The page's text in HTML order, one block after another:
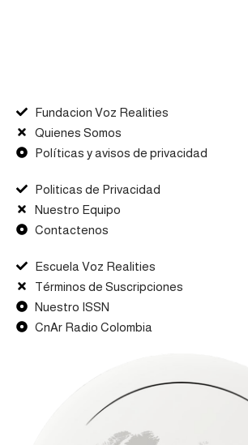
Fundacion Voz Realities
Quienes Somos
Políticas y avisos de privacidad
Politicas de Privacidad
Nuestro Equipo
Contactenos
Escuela Voz Realities
Términos de Suscripciones
Nuestro ISSN
CnAr Radio Colombia